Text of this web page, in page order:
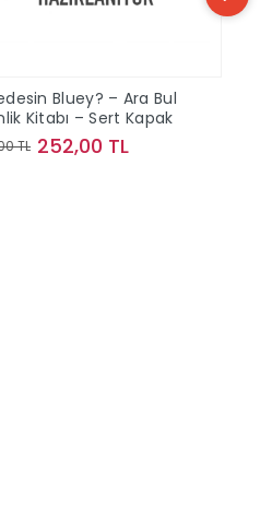
Bluey? – Ara Bul
Kitabı – Sert Kapak
TL 252,00 TL